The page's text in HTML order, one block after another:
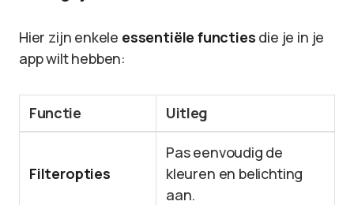
Hier zijn enkele essentiële functies die je in je
app wilt hebben:
Functie Uitleg
Filteropties
Pas eenvoudig de
kleuren en belichting
aan.